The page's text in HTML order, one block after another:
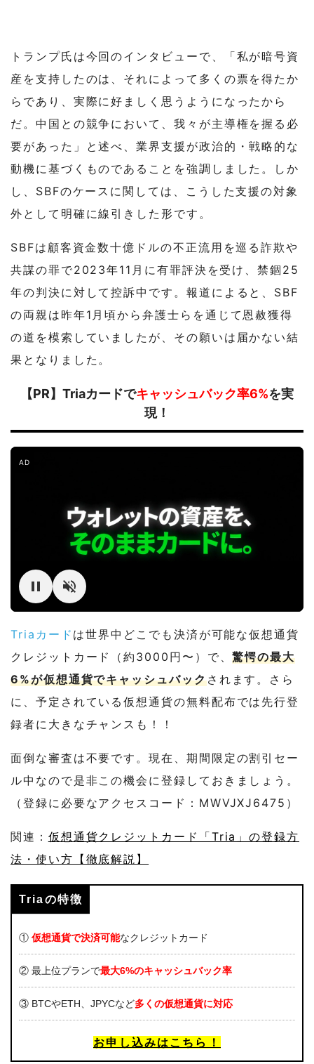
トランプ氏は今回のインタビューで、「私が暗号資
産を支持したのは、それによって多くの票を得たか
らであり、実際に好ましく思うようになったから
だ。中国との競争において、我々が主導権を握る必
要があった」と述べ、業界支援が政治的・戦略的な
動機に基づくものであることを強調しました。しか
し、SBFのケースに関しては、こうした支援の対象
外として明確に線引きした形です。
SBFは顧客資金数十億ドルの不正流用を巡る詐欺や
共謀の罪で2023年11月に有罪評決を受け、禁錮25
年の判決に対して控訴中です。報道によると、SBF
の両親は昨年1月頃から弁護士らを通じて恩赦獲得
の道を模索していましたが、その願いは届かない結
果となりました。
【PR】Triaカードでキャッシュバック率6%を実
現！
AD
Triaカード は世界中どこでも決済が可能な仮想通貨
クレジットカード（約3000円〜）で、驚愕の最大
6%が仮想通貨でキャッシュバックされます。さら
に、予定されている仮想通貨の無料配布では先行登
録者に大きなチャンスも！！
面倒な審査は不要です。現在、期間限定の割引セー
ル中なので是非この機会に登録しておきましょう。
（登録に必要なアクセスコード：MWVJXJ6475）
関連： 仮想通貨クレジットカード「Tria」の登録方
法・使い方【徹底解説】
Triaの特徴
① 仮想通貨で決済可能なクレジットカード
② 最上位プランで最大6%のキャッシュバック率
③ BTCやETH、JPYCなど多くの仮想通貨に対応
お申し込みはこちら！